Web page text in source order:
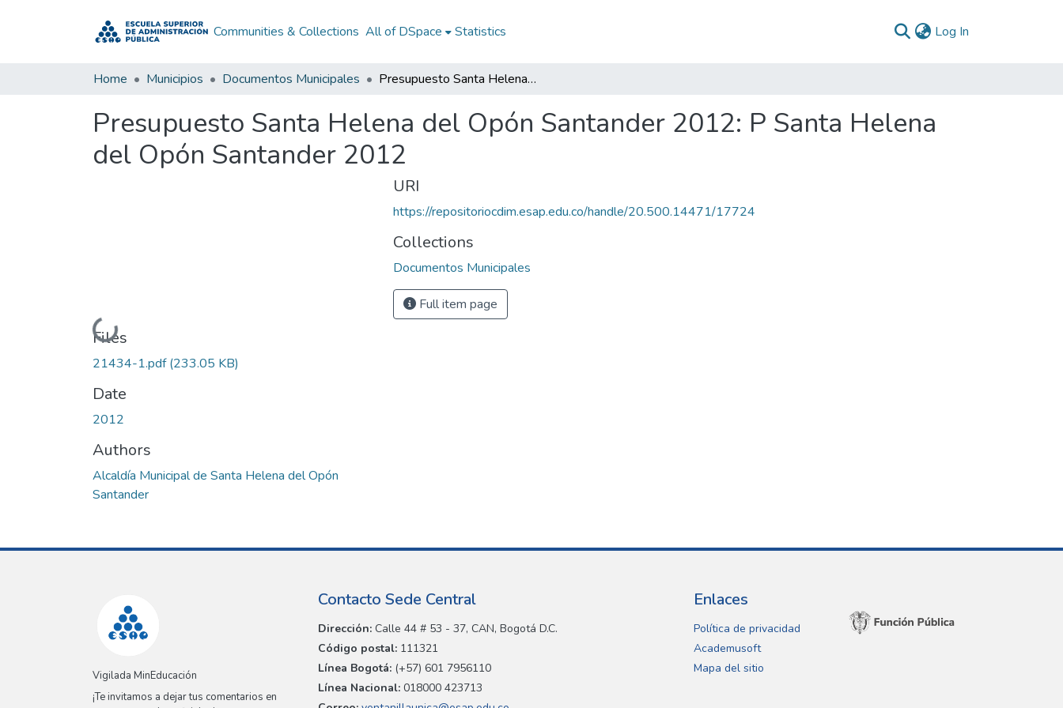
Communities & Collections All of DSpace Statistics Log In
Home Municipios Documentos Municipales Presupuesto Santa Helena del Opón Santander 2012: P Santa Helena del Opón Santander 2012
Presupuesto Santa Helena del Opón Santander 2012: P Santa Helena
del Opón Santander 2012
Loading...
Files
21434-1.pdf(233.05 KB)
Date
2012
Authors
Alcaldía Municipal de Santa Helena del Opón
Santander
URI
https://repositoriocdim.esap.edu.co/handle/20.500.14471/17724
Collections
Documentos Municipales
Full item page
Vigilada MinEducación
¡Te invitamos a dejar tus comentarios en
Contacto Sede Central
Dirección: Calle 44 # 53 - 37, CAN, Bogotá D.C.
Código postal: 111321
Línea Bogotá: (+57) 601 7956110
Línea Nacional: 018000 423713
Enlaces
Política de privacidad
Academusoft
Mapa del sitio